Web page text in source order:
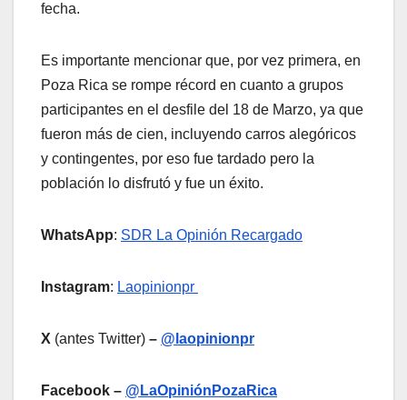
fecha.
Es importante mencionar que, por vez primera, en
Poza Rica se rompe récord en cuanto a grupos
participantes en el desfile del 18 de Marzo, ya que
fueron más de cien, incluyendo carros alegóricos
y contingentes, por eso fue tardado pero la
población lo disfrutó y fue un éxito.
WhatsApp: SDR La Opinión Recargado
Instagram: Laopinionpr
X (antes Twitter) – @laopinionpr
Facebook – @LaOpiniónPozaRica